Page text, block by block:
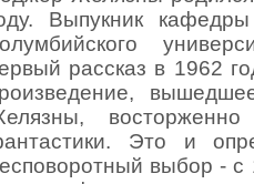
Выпукник
рассказ в 1962
восторженно
Это и
выбор -